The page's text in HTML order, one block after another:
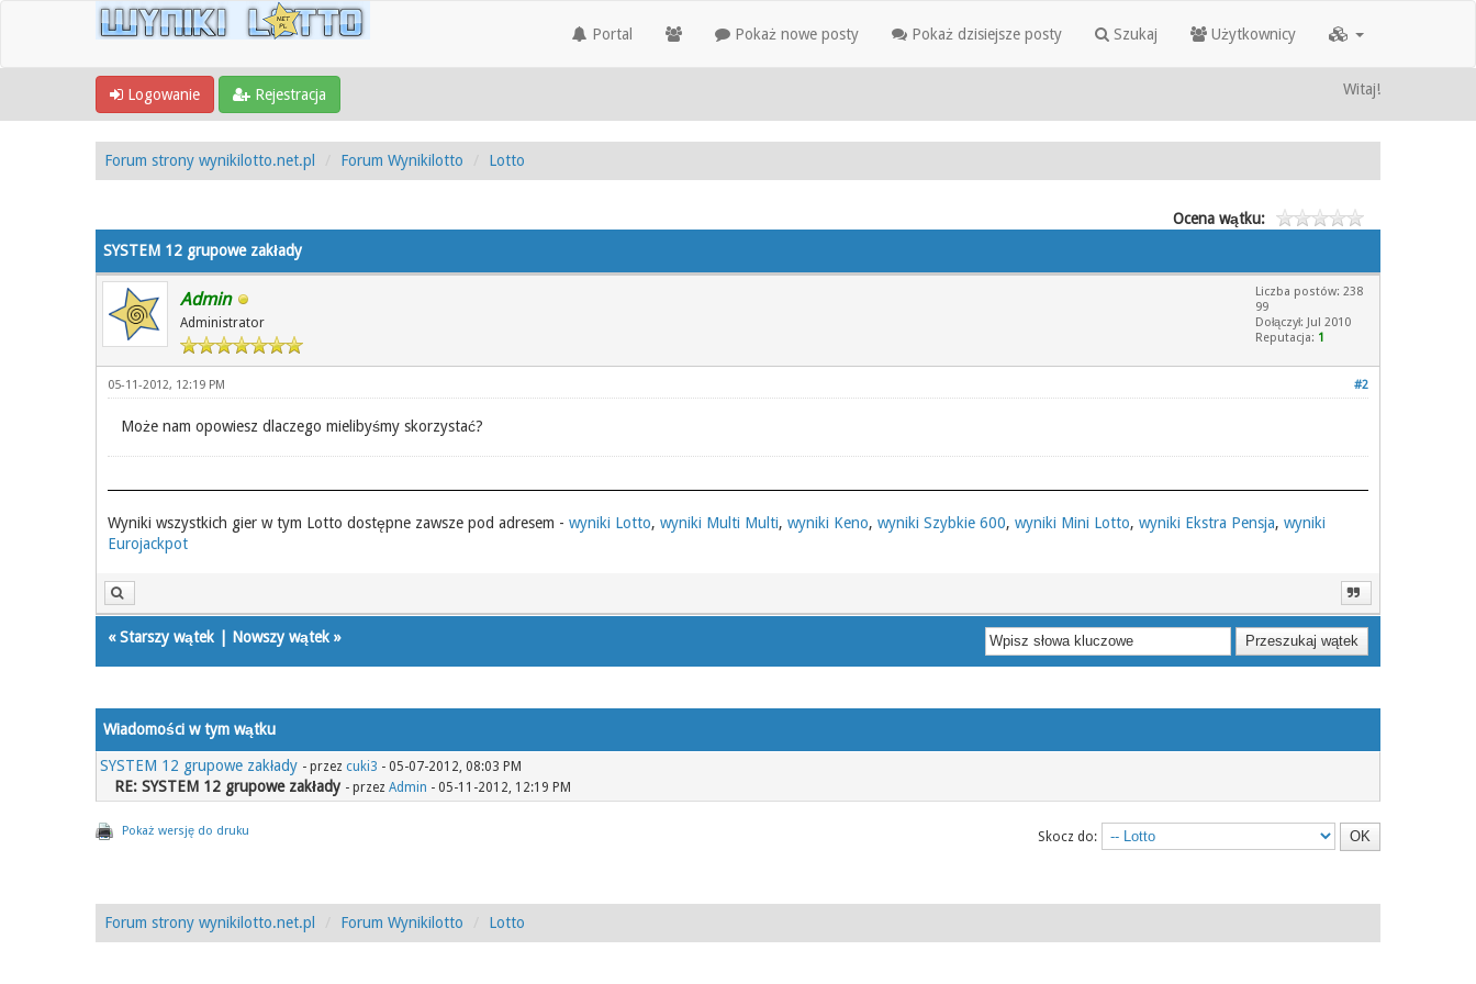
Portal Pokaż nowe posty Pokaż dzisiejsze posty Szukaj Użytkownicy
Logowanie Rejestracja Witaj!
Forum strony wynikilotto.net.pl Forum Wynikilotto Lotto
Ocena wątku:
SYSTEM 12 grupowe zakłady
Admin
Administrator
Liczba postów: 238
99
Dołączył: Jul 2010
Reputacja: 1
#2
05-11-2012, 12:19 PM
Może nam opowiesz dlaczego mielibyśmy skorzystać?
Wyniki wszystkich gier w tym Lotto dostępne zawsze pod adresem - wyniki Lotto, wyniki Multi Multi, wyniki Keno, wyniki Szybkie 600, wyniki Mini Lotto, wyniki Ekstra Pensja, wyniki
Eurojackpot
«Starszy wątek Nowszy wątek »
Wiadomości w tym wątku
SYSTEM 12 grupowe zakłady - przez cuki3 - 05-07-2012, 08:03 PM
RE: SYSTEM 12 grupowe zakłady - przez Admin - 05-11-2012, 12:19 PM
Pokaż wersję do druku Skocz do:
Forum strony wynikilotto.net.pl Forum Wynikilotto Lotto